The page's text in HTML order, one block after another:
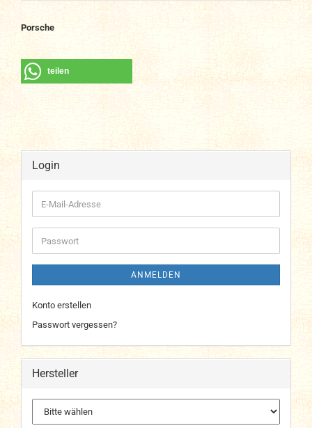
Porsche
teilen
Login
E-
Mail-
Adresse
Passwort
ANMELDEN
Konto erstellen
Passwort vergessen?
Hersteller